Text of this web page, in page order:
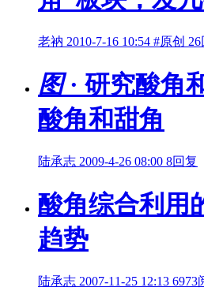
老衲 2010-7-16 10:54 #原创 26
图· 研究酸角
酸角和甜角
陆承志 2009-4-26 08:00 8回复
酸角综合利用
趋势
陆承志 2007-11-25 12:13 6973